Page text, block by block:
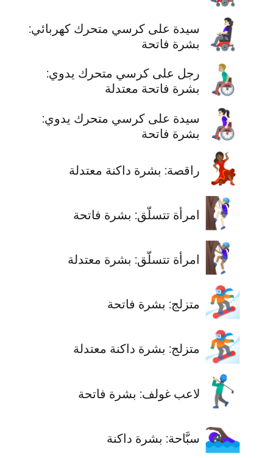
👩🏻‍🦼
سيدة على كرسي متحرك كهربائي:
بشرة فاتحة
👨🏼‍🦽
رجل على كرسي متحرك يدوي:
بشرة فاتحة معتدلة
👩🏻‍🦽
سيدة على كرسي متحرك يدوي:
بشرة فاتحة
💃🏾 راقصة: بشرة داكنة معتدلة
🧗🏻‍♀️ امرأة تتسلّق: بشرة فاتحة
🧗🏽‍♀️ امرأة تتسلّق: بشرة معتدلة
🏂🏻 متزلج: بشرة فاتحة
🏂🏾 متزلج: بشرة داكنة معتدلة
🏌🏻‍♂️ لاعب غولف: بشرة فاتحة
🏊🏿‍♀️ سبَّاحة: بشرة داكنة